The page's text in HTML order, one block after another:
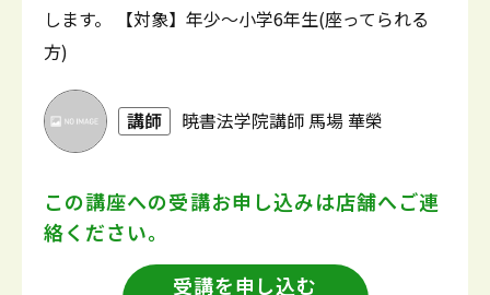
します。 【対象】年少～小学6年生(座ってられる
方)
講師 暁書法学院講師 馬場 華榮
この講座への受講お申し込みは店舗へご連
絡ください。
受講を申し込む